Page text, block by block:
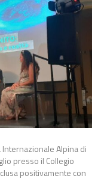
Internazionale Alpina di
presso il Collegio
positivamente con